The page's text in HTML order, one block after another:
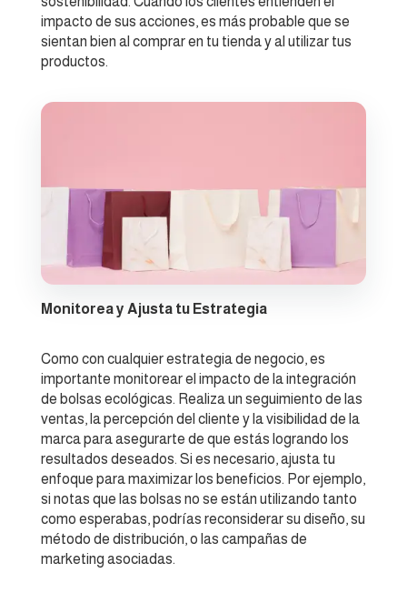
impacto de sus acciones, es más probable que se
sientan bien al comprar en tu tienda y al utilizar tus
productos.
Monitorea y Ajusta tu Estrategia
Como con cualquier estrategia de negocio, es
importante monitorear el impacto de la integración
de bolsas ecológicas. Realiza un seguimiento de las
ventas, la percepción del cliente y la visibilidad de la
marca para asegurarte de que estás logrando los
resultados deseados. Si es necesario, ajusta tu
enfoque para maximizar los beneficios. Por ejemplo,
si notas que las bolsas no se están utilizando tanto
como esperabas, podrías reconsiderar su diseño, su
método de distribución, o las campañas de
marketing asociadas.